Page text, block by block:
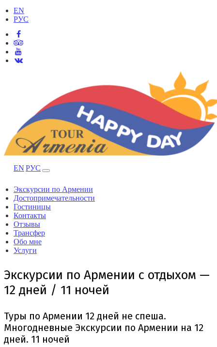
EN
РУС
EN РУС
Экскурсии по Армении
Достопримечательности
Гостиницы
Контакты
Отзывы
Трансфер
Обо мне
Услуги
Экскурсии по Армении с отдыхом —
12 дней / 11 ночей
Туры по Армении 12 дней не спеша.
Многодневные Экскурсии по Армении на 12
дней. 11 ночей